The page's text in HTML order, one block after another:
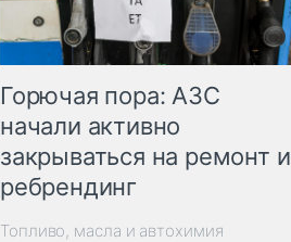
Горючая пора: АЗС
начали активно
закрываться на ремонт и
ребрендинг
Топливо, масла и автохимия